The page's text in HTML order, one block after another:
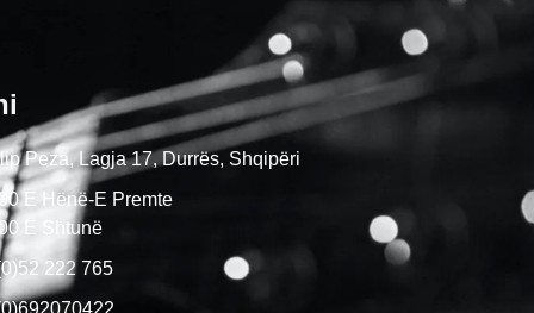
Peza, Lagja 17, Durrës, Shqipëri
E Hënë-E Premte
E Shtunë
222 765